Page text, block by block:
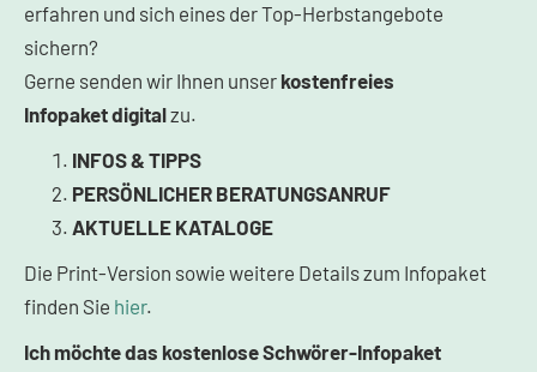
erfahren und sich eines der Top-Herbstangebote
sichern?
Gerne senden wir Ihnen unser kostenfreies
Infopaketdigitalzu.
INFOS & TIPPS
PERSÖNLICHER BERATUNGSANRUF
AKTUELLE KATALOGE
Die Print-Version sowie weitere Details zum Infopaket
finden Sie hier.
Ich möchte das kostenlose Schwörer-Infopaket